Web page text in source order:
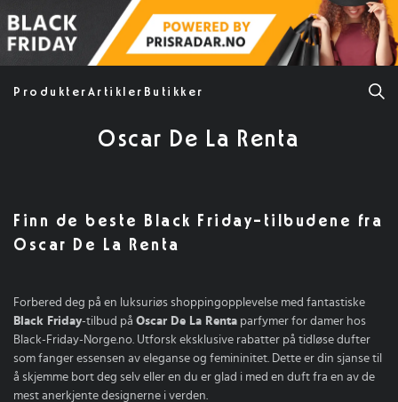
Produkter Artikler Butikker
Oscar De La Renta
Finn de beste Black Friday-tilbudene fra
Oscar De La Renta
Forbered deg på en luksuriøs shoppingopplevelse med fantastiske
Black Friday-tilbud på Oscar De La Renta parfymer for damer hos
Black-Friday-Norge.no. Utforsk eksklusive rabatter på tidløse dufter
som fanger essensen av eleganse og femininitet. Dette er din sjanse til
å skjemme bort deg selv eller en du er glad i med en duft fra en av de
mest anerkjente designerne i verden.